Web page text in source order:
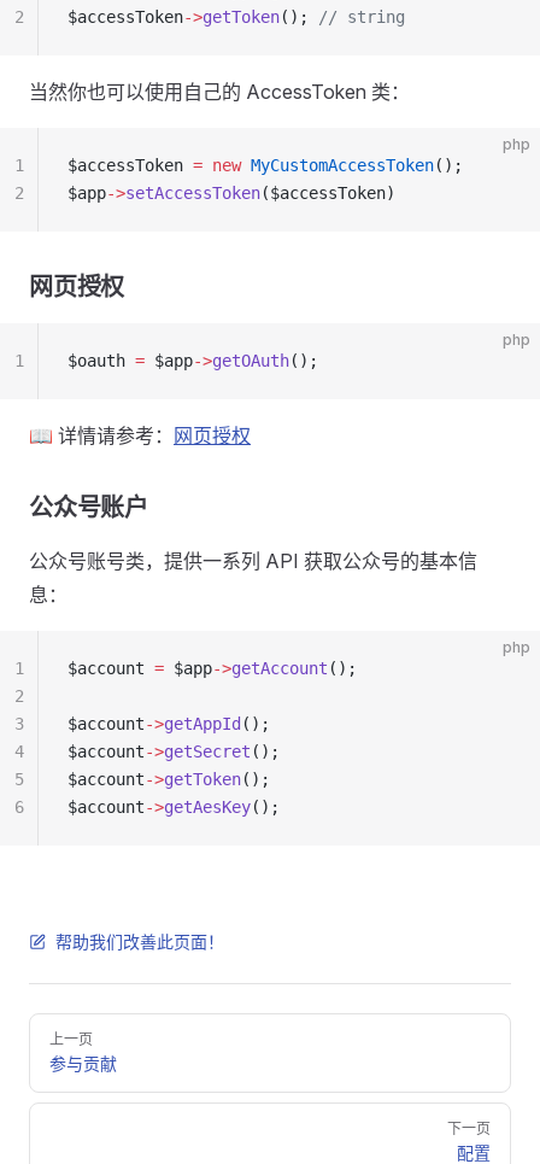
$accessToken->getToken(); // string
2
当然你也可以使用自己的 AccessToken 类：
php
$accessToken = new MyCustomAccessToken();
$app->setAccessToken($accessToken)
1
2
网页授权
php
$oauth = $app->getOAuth();
1
📖 详情请参考： 网页授权
公众号账户
公众号账号类，提供一系列 API 获取公众号的基本信
息：
php
$account = $app->getAccount ();
$account->getAppId ();
$account->getSecret ();
$account->getToken();
$account->getAesKey();
1
2
3
4
5
6
帮助我们改善此页面！
Pager
上一页
参与贡献
下一页
配置